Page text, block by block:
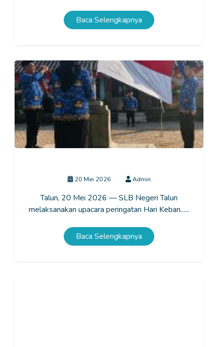
Baca Selengkapnya
20 Mei 2026 Admin
Talun, 20 Mei 2026 — SLB Negeri Talun
melaksanakan upacara peringatan Hari Keban......
Baca Selengkapnya